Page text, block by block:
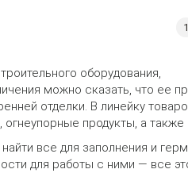
1
оборудования,
можно сказать, что ее
отделки. В линейку
продукты, а также
все для заполнения и
для работы с ними — все